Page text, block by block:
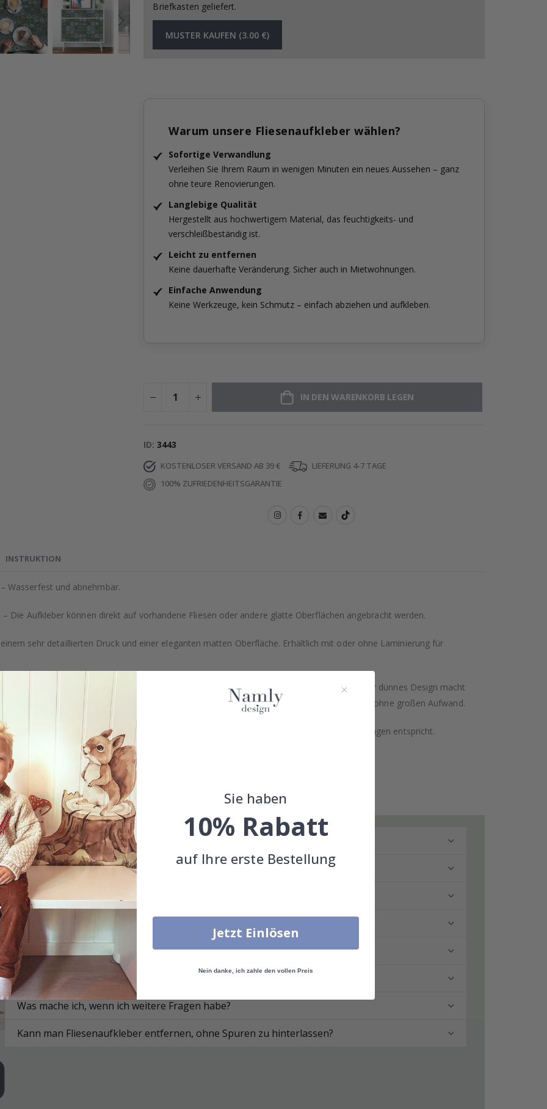
Briefkasten geliefert.
MUSTER KAUFEN (3.00 €)
Warum unsere Fliesenaufkleber wählen?
Sofortige Verwandlung
Verleihen Sie Ihrem Raum in wenigen Minuten ein neues Aussehen – ganz
ohne teure Renovierungen.
Langlebige Qualität
Hergestellt aus hochwertigem Material, das feuchtigkeits- und
verschleißbeständig ist.
Leicht zu entfernen
Keine dauerhafte Veränderung. Sicher auch in Mietwohnungen.
Einfache Anwendung
Keine Werkzeuge, kein Schmutz – einfach abziehen und aufkleben.
IN DEN WARENKORB LEGEN
ID 3443
KOSTENLOSER VERSAND AB 39 €
LIEFERUNG 4-7 TAGE
100% ZUFRIEDENHEITSGARANTIE
– Wasserfest und abnehmbar.
– Die Aufkleber können direkt auf vorhandene Fliesen oder andere glatte Oberflächen angebracht werden.
sehr detaillierten Druck und einer eleganten matten Oberfläche. Erhältlich mit oder ohne Laminierung für
sondern bieten auch ein natürliches und professionelles Aussehen nach der Anbringung. Ihr dünnes Design macht
diejenigen, die ihrem Zuhause schnell und stilvoll einen frischen Look verleihen möchten, ohne großen Aufwand.
Registerkarte "Sonderbestellung", um eine spezielle Größe zu bestellen, die Ihren Anforderungen entspricht.
unsere Tapetenkollektion an!
Sonderanfertigungen, kontaktieren Sie uns bitte.
INSTRUKTION
Was sind Fliesenaufkleber?
Funktionieren die Aufkleber in der Küche oder im Bad?
Auf welchen Oberflächen kann ich Fliesenaufkleber anbringen?
Wie bringe ich die Fliesenaufkleber an?
Wie werden die Fliesenaufkleber geliefert?
Wie reinige ich die Fläche?
Was mache ich, wenn ich weitere Fragen habe?
Kann man Fliesenaufkleber entfernen, ohne Spuren zu hinterlassen?
Sie haben
10% Rabatt
auf Ihre erste Bestellung
Jetzt Einlösen
Nein danke, ich zahle den vollen Preis